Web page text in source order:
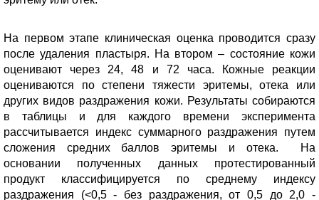
На первом этапе клиническая оценка проводится сразу
после удаления пластыря. На втором – состояние кожи
оценивают через 24, 48 и 72 часа. Кожные реакции
оцениваются по степени тяжести эритемы, отека или
других видов раздражения кожи. Результаты собираются
в таблицы и для каждого времени эксперимента
рассчитывается индекс суммарного раздражения путем
сложения средних баллов эритемы и отека. На
основании полученных данных протестированный
продукт классифицируется по среднему индексу
раздражения (<0,5 - без раздражения, от 0,5 до 2,0 -